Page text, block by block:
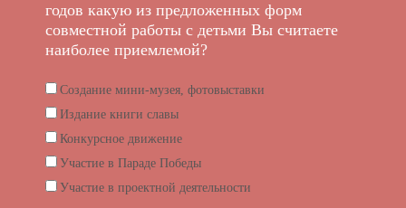
годов какую из предложенных форм
совместной работы с детьми Вы считаете
наиболее приемлемой?
Создание мини-музея, фотовыставки
Издание книги славы
Конкурсное движение
Участие в Параде Победы
Участие в проектной деятельности